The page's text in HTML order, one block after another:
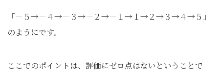
「－５→－４→－３→－２→－１→１→２→３→４→５」
のようにです。
ここでのポイントは、評価にゼロ点はないということで